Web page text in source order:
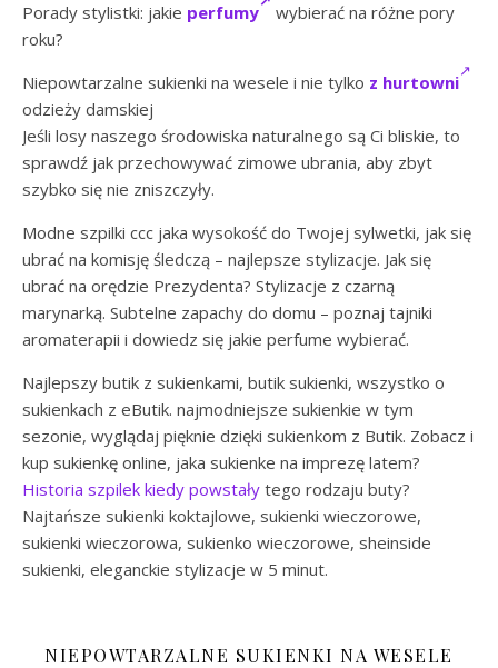
Porady stylistki: jakie perfumy
wybierać na różne pory
roku?
Niepowtarzalne sukienki na wesele i nie tylko z hurtowni
odzieży damskiej
Jeśli losy naszego środowiska naturalnego są Ci bliskie, to
sprawdź jak przechowywać zimowe ubrania, aby zbyt
szybko się nie zniszczyły.
Modne szpilki ccc jaka wysokość do Twojej sylwetki, jak się
ubrać na komisję śledczą – najlepsze stylizacje. Jak się
ubrać na orędzie Prezydenta? Stylizacje z czarną
marynarką. Subtelne zapachy do domu – poznaj tajniki
aromaterapii i dowiedz się jakie perfume wybierać.
Najlepszy butik z sukienkami, butik sukienki, wszystko o
sukienkach z eButik. najmodniejsze sukienkie w tym
sezonie, wyglądaj pięknie dzięki sukienkom z Butik. Zobacz i
kup sukienkę online, jaka sukienke na imprezę latem?
Historia szpilek kiedy powstały tego rodzaju buty?
Najtańsze sukienki koktajlowe, sukienki wieczorowe,
sukienki wieczorowa, sukienko wieczorowe, sheinside
sukienki, eleganckie stylizacje w 5 minut.
NIEPOWTARZALNE SUKIENKI NA WESELE